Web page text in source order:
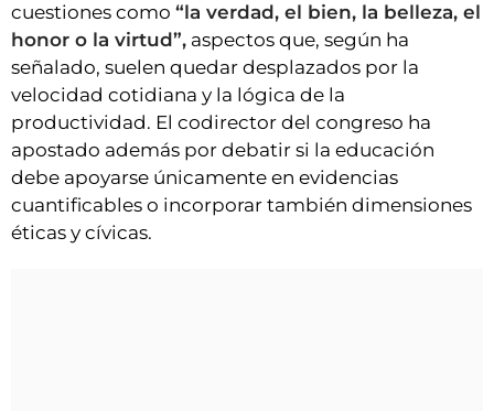
cuestiones como “la verdad, el bien, la belleza, el
honor o la virtud”, aspectos que, según ha
señalado, suelen quedar desplazados por la
velocidad cotidiana y la lógica de la
productividad. El codirector del congreso ha
apostado además por debatir si la educación
debe apoyarse únicamente en evidencias
cuantificables o incorporar también dimensiones
éticas y cívicas.